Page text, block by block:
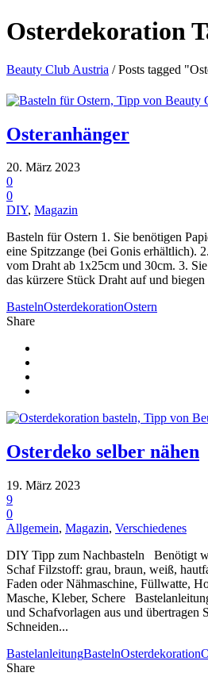
Osterdekoration
Beauty Club Austria /Posts tagged
Osteranhänger
20. März 2023
0
0
DIY, Magazin
Basteln für Ostern 1. Sie benötigen
eine Spitzzange (bei Gonis erhältlich).
vom Draht ab 1x25cm und 30cm. 3.
das kürzere Stück Draht auf und biegen
BastelnOsterdekorationOstern
Share
Osterdeko selber nähen
19. März 2023
9
0
Allgemein, Magazin, Verschiedenes
DIY Tipp zum Nachbasteln Benötigt
Schaf Filzstoff: grau, braun, weiß,
Faden oder Nähmaschine, Füllwatte,
Masche, Kleber, Schere
und Schafvorlagen aus und übertragen
Schneiden...
BastelanleitungBastelnOsterdekoration
Share